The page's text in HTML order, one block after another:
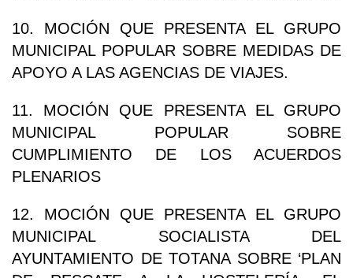
10. MOCIÓN QUE PRESENTA EL GRUPO
MUNICIPAL POPULAR SOBRE MEDIDAS DE
APOYO A LAS AGENCIAS DE VIAJES.
11. MOCIÓN QUE PRESENTA EL GRUPO
MUNICIPAL POPULAR SOBRE
CUMPLIMIENTO DE LOS ACUERDOS
PLENARIOS
12. MOCIÓN QUE PRESENTA EL GRUPO
MUNICIPAL SOCIALISTA DEL
AYUNTAMIENTO DE TOTANA SOBRE ‘PLAN